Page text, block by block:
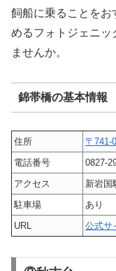
飼船に乗ることをお
めるフォトジェニッ
ませんか。
錦帯橋の基本情報
住所
〒741-
電話番号
0827-
アクセス
新岩国
駐車場
あり
URL
公式サ